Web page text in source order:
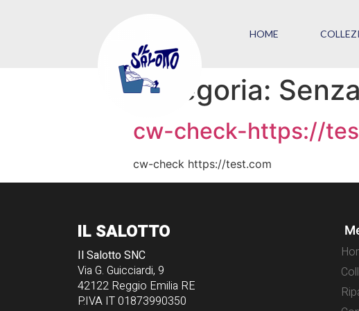
HOME
Categoria:
cw-check-https://
cw-check https://test.com
IL SALOTTO
Il Salotto SNC
Via G. Guicciardi, 9
42122 Reggio Emilia RE
P.IVA IT 01873990350